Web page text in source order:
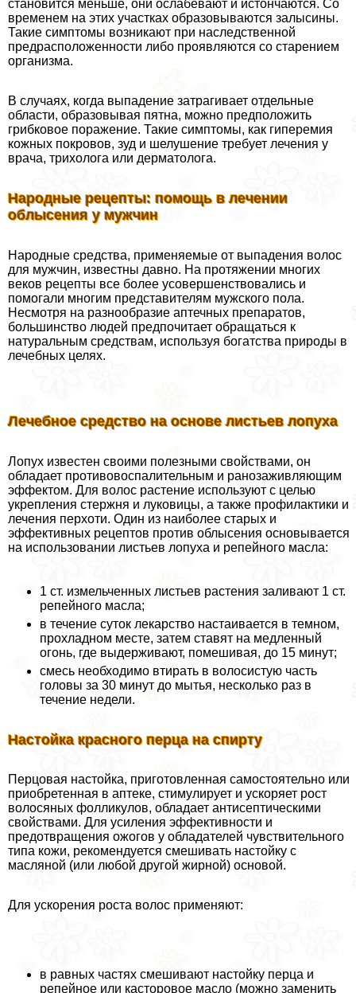
становится меньше, они ослабевают и истончаются. Со
временем на этих участках образовываются залысины.
Такие симптомы возникают при наследственной
предрасположенности либо проявляются со старением
организма.
В случаях, когда выпадение затрагивает отдельные
области, образовывая пятна, можно предположить
грибковое поражение. Такие симптомы, как гиперемия
кожных покровов, зуд и шелушение требует лечения у
врача, трихолога или дерматолога.
Народные рецепты: помощь в лечении
облысения у мужчин
Народные средства, применяемые от выпадения волос
для мужчин, известны давно. На протяжении многих
веков рецепты все более усовершенствовались и
помогали многим представителям мужского пола.
Несмотря на разнообразие аптечных препаратов,
большинство людей предпочитает обращаться к
натуральным средствам, используя богатства природы в
лечебных целях.
Лечебное средство на основе листьев лопуха
Лопух известен своими полезными свойствами, он
обладает противовоспалительным и ранозаживляющим
эффектом. Для волос растение используют с целью
укрепления стержня и луковицы, а также профилактики и
лечения перхоти. Один из наиболее старых и
эффективных рецептов против облысения основывается
на использовании листьев лопуха и репейного масла:
1 ст. измельченных листьев растения заливают 1 ст.
репейного масла;
в течение суток лекарство настаивается в темном,
прохладном месте, затем ставят на медленный
огонь, где выдерживают, помешивая, до 15 минут;
смесь необходимо втирать в волосистую часть
головы за 30 минут до мытья, несколько раз в
течение недели.
Настойка красного перца на спирту
Перцовая настойка, приготовленная самостоятельно или
приобретенная в аптеке, стимулирует и ускоряет рост
волосяных фолликулов, обладает антисептическими
свойствами. Для усиления эффективности и
предотвращения ожогов у обладателей чувствительного
типа кожи, рекомендуется смешивать настойку с
масляной (или любой другой жирной) основой.
Для ускорения роста волос применяют:
в равных частях смешивают настойку перца и
репейное или касторовое масло (можно заменить